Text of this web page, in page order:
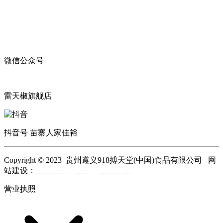
微信公众号
雷天椒旗舰店
抖音号 苗寨人家佳裕
Copyright © 2023 贵州遵义918搏天堂(中国)食品有限公司 网
站建设：
营业执照